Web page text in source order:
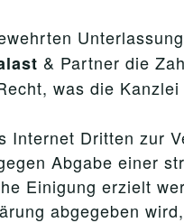
& Partner die
was die
Internet Dritten zur
Abgabe einer
Einigung erzielt
abgegeben